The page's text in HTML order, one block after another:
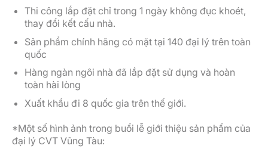
Thi công lắp đặt chỉ trong 1 ngày không đục khoét,
thay đổi kết cấu nhà.
Sản phẩm chính hãng có mặt tại 140 đại lý trên toàn
quốc
Hàng ngàn ngôi nhà đã lắp đặt sử dụng và hoàn
toàn hài lòng
Xuất khẩu đi 8 quốc gia trên thế giới.
*Một số hình ảnh trong buổi lễ giới thiệu sản phẩm của
đại lý CVT Vũng Tàu: